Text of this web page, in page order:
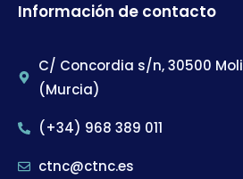
Información de contacto
C/ Concordia s/n, 30500
(Murcia)
(+34) 968 389 011
ctnc@ctnc.es